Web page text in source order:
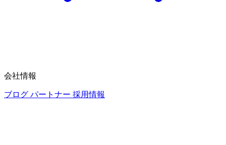
会社情報
ブログ パートナー 採用情報